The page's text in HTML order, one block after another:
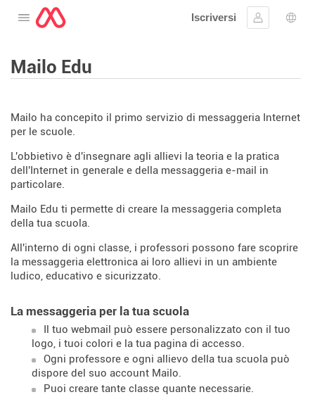
Aprire il menu
Iscriversi
Collegarsi
Mailo Edu
Mailo ha concepito il primo servizio di messaggeria Internet
per le scuole.
L'obbietivo è d'insegnare agli allievi la teoria e la pratica
dell'Internet in generale e della messaggeria e-mail in
particolare.
Mailo Edu ti permette di creare la messaggeria completa
della tua scuola.
All'interno di ogni classe, i professori possono fare scoprire
la messaggeria elettronica ai loro allievi in un ambiente
ludico, educativo e sicurizzato.
La messaggeria per la tua scuola
Il tuo webmail può essere personalizzato con il tuo
logo, i tuoi colori e la tua pagina di accesso.
Ogni professore e ogni allievo della tua scuola può
dispore del suo account Mailo.
Puoi creare tante classe quante necessarie.